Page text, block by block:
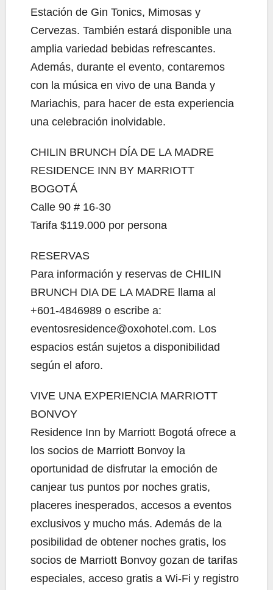
Estación de Gin Tonics, Mimosas y
Cervezas. También estará disponible una
amplia variedad bebidas refrescantes.
Además, durante el evento, contaremos
con la música en vivo de una Banda y
Mariachis, para hacer de esta experiencia
una celebración inolvidable.
CHILIN BRUNCH DÍA DE LA MADRE
RESIDENCE INN BY MARRIOTT
BOGOTÁ
Calle 90 # 16-30
Tarifa $119.000 por persona
RESERVAS
Para información y reservas de CHILIN
BRUNCH DIA DE LA MADRE llama al
+601-4846989 o escribe a:
eventosresidence@oxohotel.com. Los
espacios están sujetos a disponibilidad
según el aforo.
VIVE UNA EXPERIENCIA MARRIOTT
BONVOY
Residence Inn by Marriott Bogotá ofrece a
los socios de Marriott Bonvoy la
oportunidad de disfrutar la emoción de
canjear tus puntos por noches gratis,
placeres inesperados, accesos a eventos
exclusivos y mucho más. Además de la
posibilidad de obtener noches gratis, los
socios de Marriott Bonvoy gozan de tarifas
especiales, acceso gratis a Wi-Fi y registro